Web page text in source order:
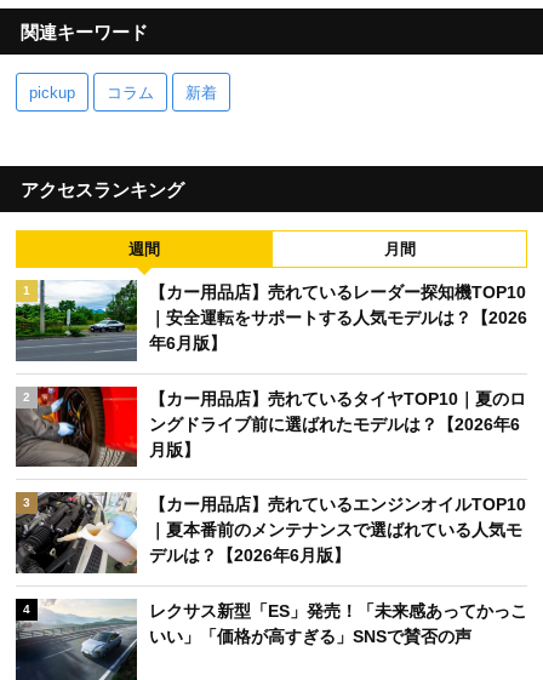
関連キーワード
pickup コラム 新着
アクセスランキング
週間 月間
1
【カー用品店】売れているレーダー探知機TOP10
｜安全運転をサポートする人気モデルは？【2026
年6月版】
2
【カー用品店】売れているタイヤTOP10｜夏のロ
ングドライブ前に選ばれたモデルは？【2026年6
月版】
3
【カー用品店】売れているエンジンオイルTOP10
｜夏本番前のメンテナンスで選ばれている人気モ
デルは？【2026年6月版】
4
レクサス新型「ES」発売！「未来感あってかっこ
いい」「価格が高すぎる」SNSで賛否の声